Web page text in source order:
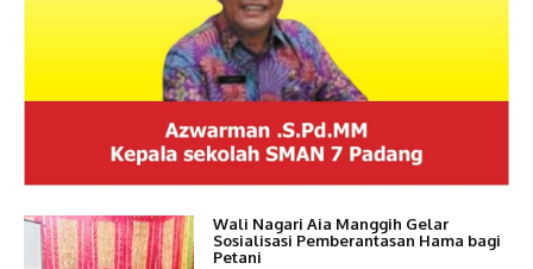
Wali Nagari Aia Manggih Gelar
Sosialisasi Pemberantasan Hama bagi
Petani